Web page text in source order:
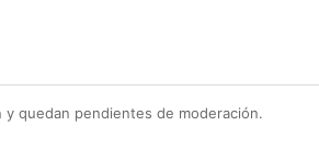
y quedan pendientes de moderación.